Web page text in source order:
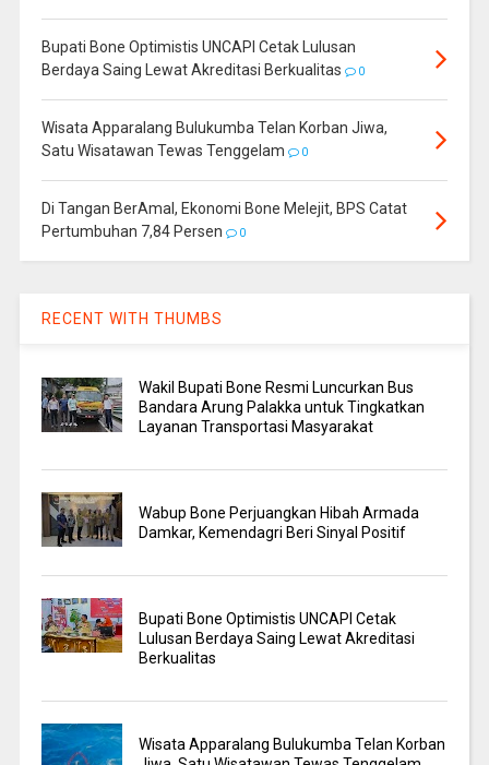
Bupati Bone Optimistis UNCAPI Cetak Lulusan
Berdaya Saing Lewat Akreditasi Berkualitas
0
Wisata Apparalang Bulukumba Telan Korban Jiwa,
Satu Wisatawan Tewas Tenggelam
0
Di Tangan BerAmal, Ekonomi Bone Melejit, BPS Catat
Pertumbuhan 7,84 Persen
0
RECENT WITH THUMBS
Wakil Bupati Bone Resmi Luncurkan Bus
Bandara Arung Palakka untuk Tingkatkan
Layanan Transportasi Masyarakat
Wabup Bone Perjuangkan Hibah Armada
Damkar, Kemendagri Beri Sinyal Positif
Bupati Bone Optimistis UNCAPI Cetak
Lulusan Berdaya Saing Lewat Akreditasi
Berkualitas
Wisata Apparalang Bulukumba Telan Korban